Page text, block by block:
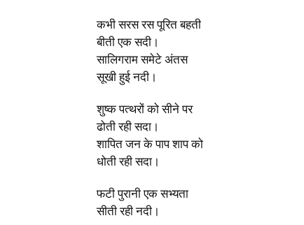
कभी सरस रस पूरित बहती
बीती एक सदी।
सालिगराम समेटे अंतस
सूखी हुई नदी।
शुष्क पत्थरों को सीने पर
ढोती रही सदा।
शापित जन के पाप शाप को
धोती रही सदा।
फटी पुरानी एक सभ्यता
सीती रही नदी।